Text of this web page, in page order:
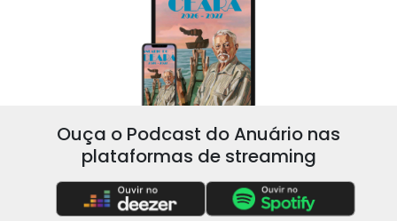
Ouça o Podcast do Anuário nas
plataformas de streaming